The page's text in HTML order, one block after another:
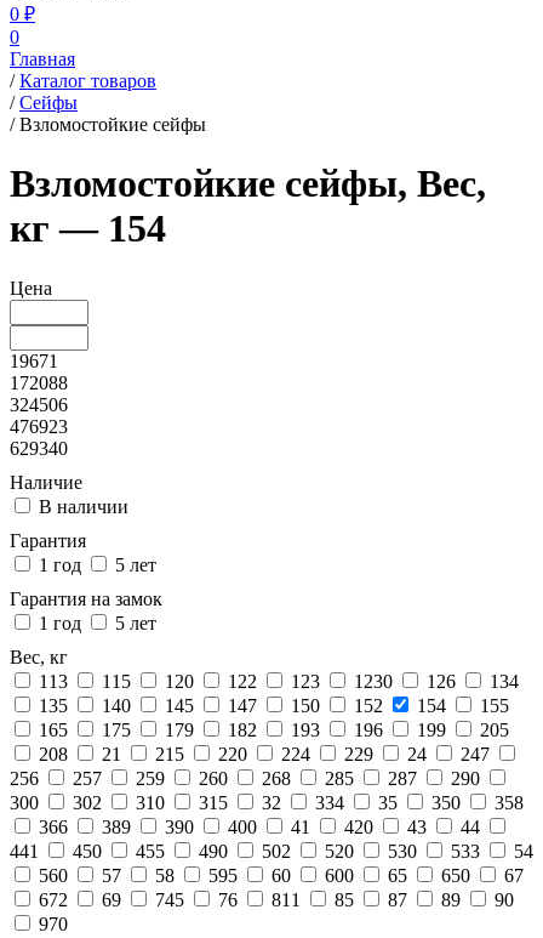
0 ₽
0
Главная
/ Каталог товаров
/ Сейфы
/ Взломостойкие сейфы
Взломостойкие сейфы, Вес,
кг — 154
Цена
19671
172088
324506
476923
629340
Наличие
В наличии
Гарантия
1 год
5 лет
Гарантия на замок
1 год
5 лет
Вес, кг
113
115 120 122 123 1230 126
134
135
140 145 147 150 152 154
155
165
175 179 182 193 196 199
205
208
21 215 220 224 229 24
247
256
257 259 260 268 285 287
290
300
302 310 315 32 334 35 350
358
366
389 390 400 41 420 43
44
441
450 455 490 502 520 530 533
54
560
57 58 595 60 600 65 650
67
672
69 745 76 811 85 87 89
90
970